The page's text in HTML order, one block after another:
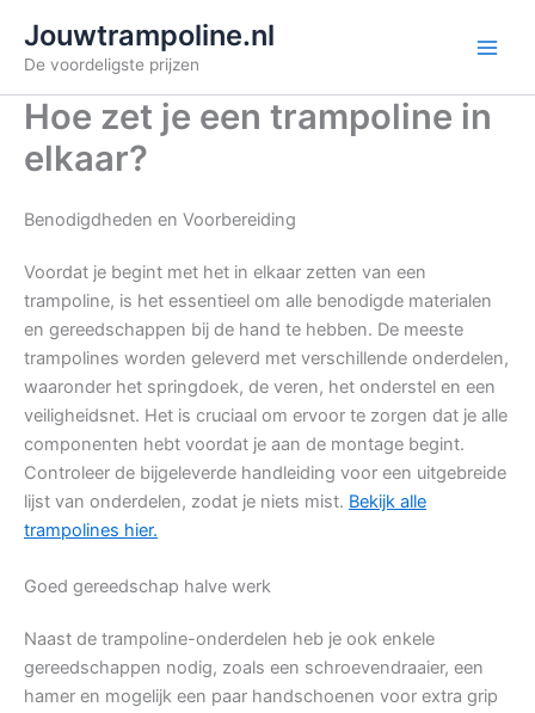
naar
inhoud
Jouwtrampoline.nl
De voordeligste prijzen
Hoe zet je een trampoline in
elkaar?
Benodigdheden en Voorbereiding
Voordat je begint met het in elkaar zetten van een
trampoline, is het essentieel om alle benodigde materialen
en gereedschappen bij de hand te hebben. De meeste
trampolines worden geleverd met verschillende onderdelen,
waaronder het springdoek, de veren, het onderstel en een
veiligheidsnet. Het is cruciaal om ervoor te zorgen dat je alle
componenten hebt voordat je aan de montage begint.
Controleer de bijgeleverde handleiding voor een uitgebreide
lijst van onderdelen, zodat je niets mist. Bekijk alle
trampolines hier.
Goed gereedschap halve werk
Naast de trampoline-onderdelen heb je ook enkele
gereedschappen nodig, zoals een schroevendraaier, een
hamer en mogelijk een paar handschoenen voor extra grip